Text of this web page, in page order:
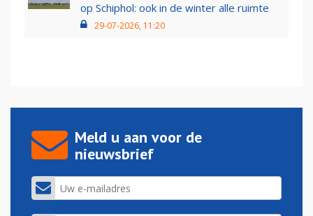
op Schiphol: ook in de winter alle ruimte
29-07-2026, 11:20
Meld u aan voor de
nieuwsbrief